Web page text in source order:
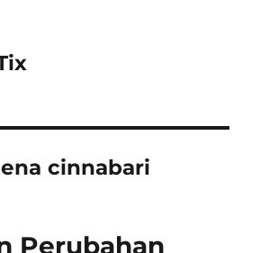
cinnabari
Perubahan